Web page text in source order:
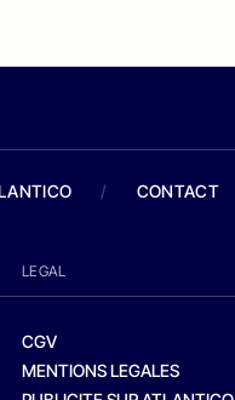
/ CONTACT
LEGAL
CGV
MENTIONS LEGALES